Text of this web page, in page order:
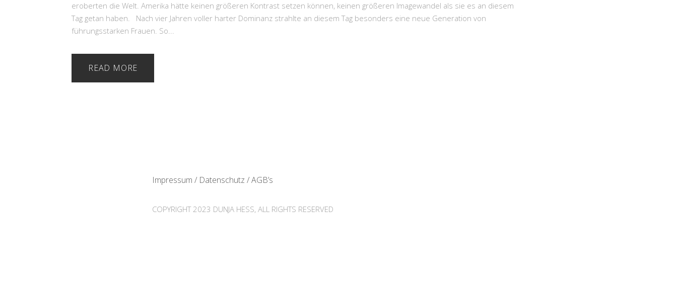
eroberten die Welt. Amerika hätte keinen größeren Kontrast setzen können, keinen größeren Imagewandel als sie es an diesem
Tag getan haben. Nach vier Jahren voller harter Dominanz strahlte an diesem Tag besonders eine neue Generation von
führungsstarken Frauen. So...
READ MORE
Impressum / Datenschutz / AGB’s
COPYRIGHT 2023 DUNJA HESS, ALL RIGHTS RESERVED